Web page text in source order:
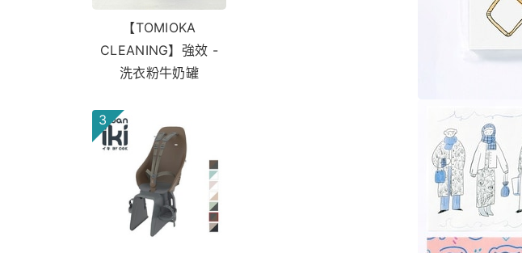
【TOMIOKA
CLEANING】強效 -
洗衣粉牛奶罐
3